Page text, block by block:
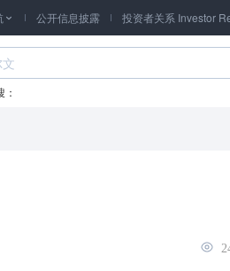
 公开信息披露 投资者关系 Investor
：